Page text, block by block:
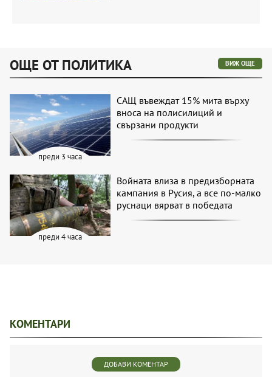
ОЩЕ ОТ ПОЛИТИКА ВИЖ ОЩЕ
преди 3 часа
САЩ въвеждат 15% мита върху
вноса на полисилиций и
свързани продукти
преди 4 часа
Войната влиза в предизборната
кампания в Русия, а все по-малко
руснаци вярват в победата
КОМЕНТАРИ
ДОБАВИ КОМЕНТАР